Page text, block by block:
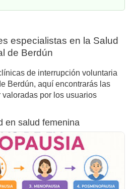
especialistas en la Salud
de Berdún
de interrupción voluntaria
Berdún, aquí encontrarás las
por los usuarios
en salud femenina